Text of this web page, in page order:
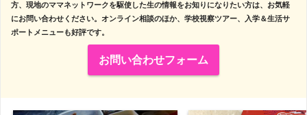
方、現地のママネットワークを駆使した生の情報をお知りになりたい方は、お気軽
にお問い合わせください。オンライン相談のほか、学校視察ツアー、入学＆生活サ
ポートメニューも好評です。
お問い合わせフォーム